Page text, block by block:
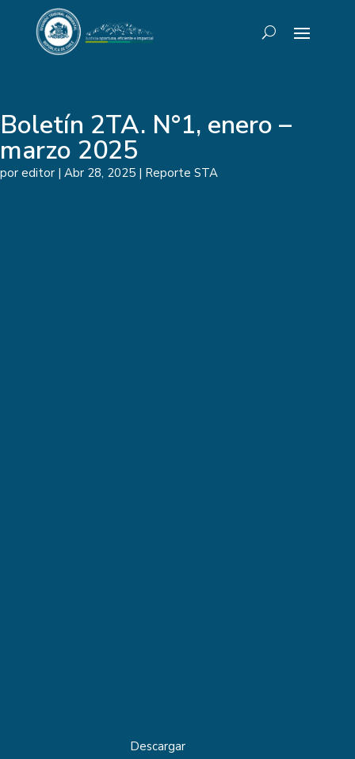
Boletín 2TA. N°1, enero –
marzo 2025
por editor | Abr 28, 2025 | Reporte STA
Descargar